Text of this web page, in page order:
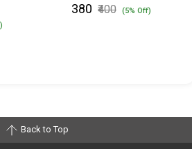
₹380 ₹400 (5% Off)
Back to Top